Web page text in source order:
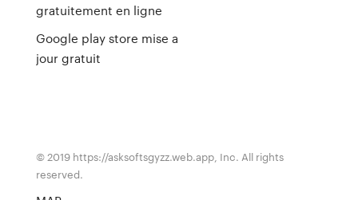
gratuitement en ligne
Google play store mise a
jour gratuit
© 2019 https://asksoftsgyzz.web.app, Inc. All rights
reserved.